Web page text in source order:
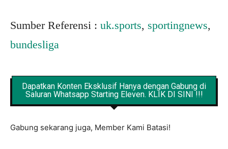
Sumber Referensi : uk.sports, sportingnews,
bundesliga
Dapatkan Konten Eksklusif Hanya dengan Gabung di
Saluran Whatsapp Starting Eleven. KLIK DI SINI !!!
Gabung sekarang juga, Member Kami Batasi!